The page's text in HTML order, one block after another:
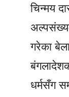
चिन्मय
गरेका
धर्मसँग